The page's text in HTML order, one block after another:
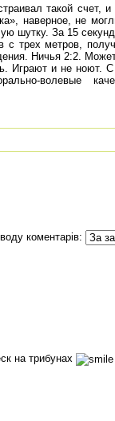
такой счет,
наверное, не
шутку. За 15
с трех метров,
Ничья 2:2.
Играют и не ноют.
волевые
коментарів:
на трибунах